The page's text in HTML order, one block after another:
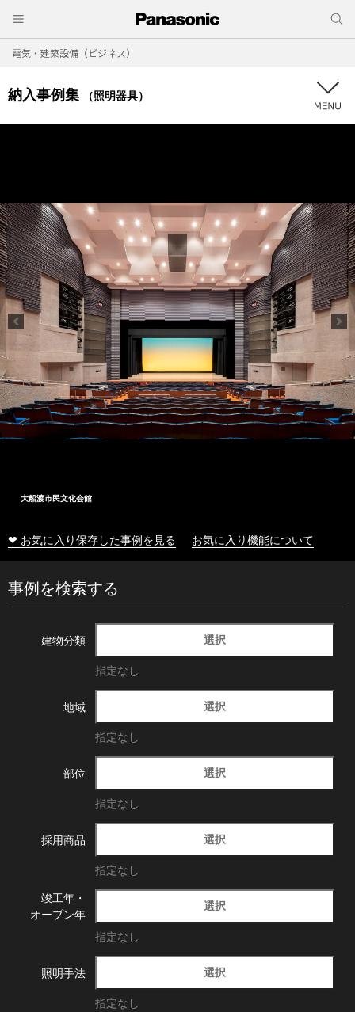
電気・建築設備（ビジネス）
納入事例集 （照明器具）
大船渡市民文化会館
❤ お気に入り保存した事例を見る お気に入り機能について
事例を検索する
建物分類 選択
指定なし
地域 選択
指定なし
部位 選択
指定なし
採用商品 選択
指定なし
竣工年・
オープン年
選択
指定なし
照明手法 選択
指定なし